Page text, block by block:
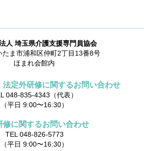
人 埼玉県介護支援専門員協会
たま市浦和区仲町2丁目13番8号
ほまれ会館内
法定外研修に関するお問い合わせ
048-835-4343（代表）
（平日 9:00〜16:30）
修に関するお問い合わせ
TEL 048-826-5773
（平日 9:00〜16:30）